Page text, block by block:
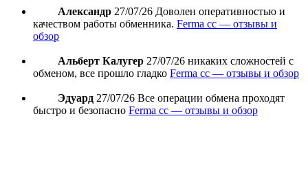
Александр 27/07/26 Доволен оперативностью и
качеством работы обменника. Ferma cc — отзывы и
обзор
Альберт Калугер 27/07/26 никаких сложностей с
обменом, все прошло гладко Ferma cc — отзывы и обзор
Эдуард 27/07/26 Все операции обмена проходят
быстро и безопасно Ferma cc — отзывы и обзор